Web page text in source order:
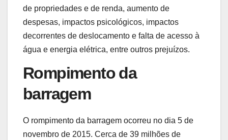
de propriedades e de renda, aumento de
despesas, impactos psicológicos, impactos
decorrentes de deslocamento e falta de acesso à
água e energia elétrica, entre outros prejuízos.
Rompimento da
barragem
O rompimento da barragem ocorreu no dia 5 de
novembro de 2015. Cerca de 39 milhões de